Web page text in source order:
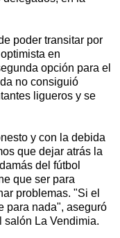
poder transitar por
en
opción para el
no consiguió
ligueros y se
y con la debida
que dejar atrás la
del fútbol
que ser para
problemas. "Si el
para nada", aseguró
salón La Vendimia.